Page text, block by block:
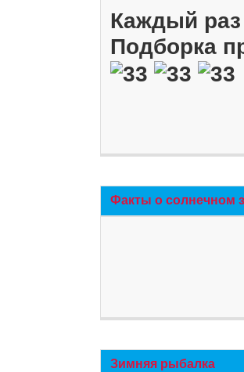
Каждый
Подборка
Факты о солнечном
Зимняя рыбалка